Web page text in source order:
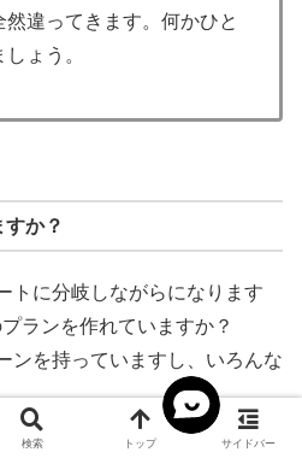
違ってきます。何かひと
ょう。
か？
トに分岐しながらになります
ランを作れていますか？
ンを持っていますし、いろんな
検索 トップ サイドバー